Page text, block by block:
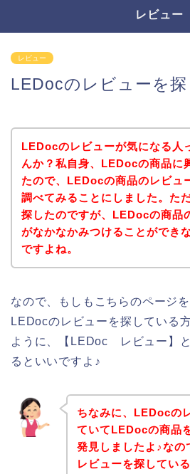
レビュー
レビュー
LEDocのレビューを
LEDocのレビューが気になる人
んか？私自身、LEDocの商品に
たので、LEDocの商品のレビュ
調べてみることにしました。た
探したのですが、LEDocの商品
がなかなかみつけることができ
ですよね。
なので、もしもこちらのページ
LEDocのレビューを探している
ように、【LEDoc レビュー】
るといいですよ♪
ちなみに、LEDocの
ていてLEDocの商品
発見しましたよ♪な
レビューを探してい